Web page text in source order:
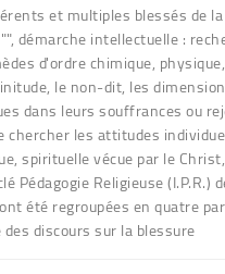
et multiples blessés de
démarche intellectuelle :
d'ordre chimique,
le non-dit, les
dans leurs souffrances ou
les attitudes
spirituelle vécue par le
Religieuse (I.P.R.)
été regroupées en quatre
discours sur la blessure